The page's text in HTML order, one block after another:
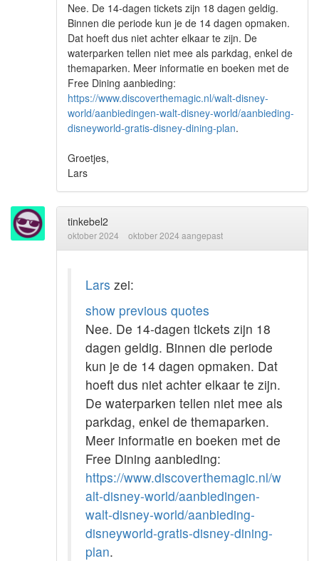
Nee. De 14-dagen tickets zijn 18 dagen geldig.
Binnen die periode kun je de 14 dagen opmaken.
Dat hoeft dus niet achter elkaar te zijn. De
waterparken tellen niet mee als parkdag, enkel de
themaparken. Meer informatie en boeken met de
Free Dining aanbieding:
https://www.discoverthemagic.nl/walt-disney-
world/aanbiedingen-walt-disney-world/aanbieding-
disneyworld-gratis-disney-dining-plan.
Groetjes,
Lars
tinkebel2
oktober 2024 oktober 2024 aangepast
Lars zei:
show previous quotes
Nee. De 14-dagen tickets zijn 18
dagen geldig. Binnen die periode
kun je de 14 dagen opmaken. Dat
hoeft dus niet achter elkaar te zijn.
De waterparken tellen niet mee als
parkdag, enkel de themaparken.
Meer informatie en boeken met de
Free Dining aanbieding:
https://www.discoverthemagic.nl/w
alt-disney-world/aanbiedingen-
walt-disney-world/aanbieding-
disneyworld-gratis-disney-dining-
plan.